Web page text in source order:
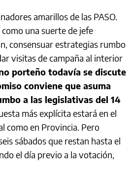
amarillos de las PASO.
una suerte de jefe
consensuar estrategias rumbo
visitas de campaña al interior
porteño todavía se discute
conviene que asuma
a las legislativas del 14
más explícita estará en el
como en Provincia. Pero
sábados que restan hasta el
el día previo a la votación,